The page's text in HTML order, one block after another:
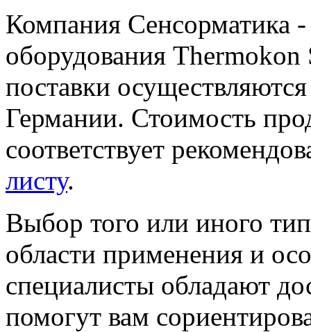
Компания Сенсорматика
оборудования
поставки
Германии. Стоимость
соответствует
листу.
Выбор того или иного
области применения и
специалисты обладают
помогут вам